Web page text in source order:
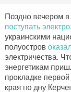
Поздно вечером
поступать
украинскими
полуостров
электричества.
энергетикам
прокладке
края по дну